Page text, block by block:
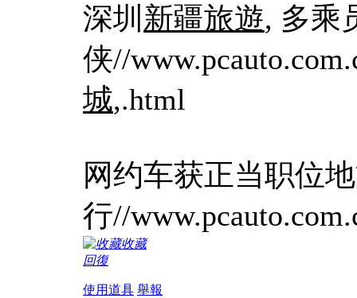
深圳 新疆旅遊, 多乘
侠//
城,.html
网约车获正当职位
行//
收藏
回復
使用道具 舉報